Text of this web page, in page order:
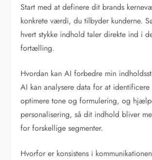
Start med at definere dit brands
konkrete værdi, du tilbyder kunderne.
hvert stykke indhold taler direkte ind i
fortælling.
Hvordan kan AI forbedre min
AI kan analysere data for at identificere
optimere tone og formulering, og
personalisering, så dit indhold bliver
for forskellige segmenter.
Hvorfor er konsistens i